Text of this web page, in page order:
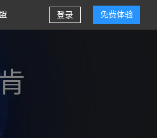
登录 免费体验